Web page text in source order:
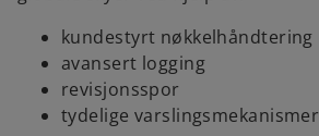
kundestyrt nøkkelhåndtering
avansert logging
revisjonsspor
tydelige varslingsmekanismer